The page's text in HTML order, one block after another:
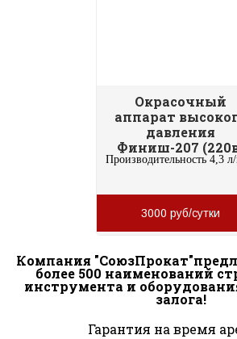
Окрасочный
аппарат
давления
Финиш-207
Производительность 4,3
3000 руб/сутки
Компания
более 500 наименований
инструмента и
залога!
Гарантия на время